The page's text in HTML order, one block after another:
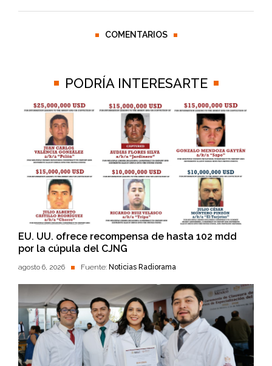
COMENTARIOS
PODRÍA INTERESARTE
EU. UU. ofrece recompensa de hasta 102 mdd
por la cúpula del CJNG
agosto 6, 2026 Fuente: Noticias Radiorama